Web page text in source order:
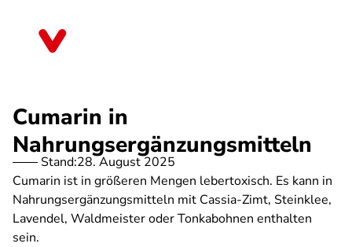
Cumarin in
Nahrungsergänzungsmitteln
Stand:28. August 2025
Cumarin ist in größeren Mengen lebertoxisch. Es kann in
Nahrungsergänzungsmitteln mit Cassia-Zimt, Steinklee,
Lavendel, Waldmeister oder Tonkabohnen enthalten
sein.